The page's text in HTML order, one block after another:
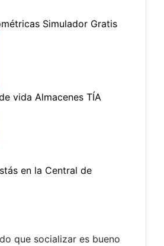
que socializar es bueno